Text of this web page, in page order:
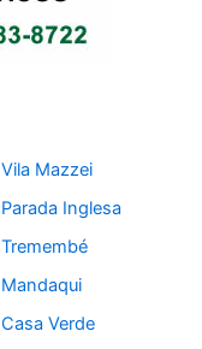
Mazzei
Inglesa
Verde